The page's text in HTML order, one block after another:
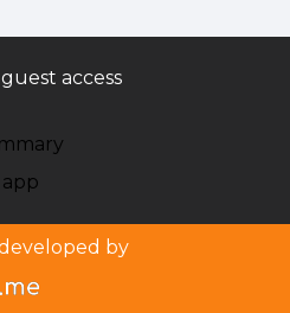
access
by